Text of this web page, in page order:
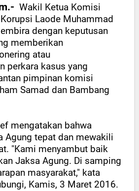
Wakil Ketua Komisi
Laode Muhammad
dengan keputusan
memberikan
atau
perkara kasus yang
pimpinan komisi
Samad dan Bambang
mengatakan bahwa
Agung tepat dan mewakili
"Kami menyambut baik
Jaksa Agung. Di samping
masyarakat," kata
Kamis, 3 Maret 2016.